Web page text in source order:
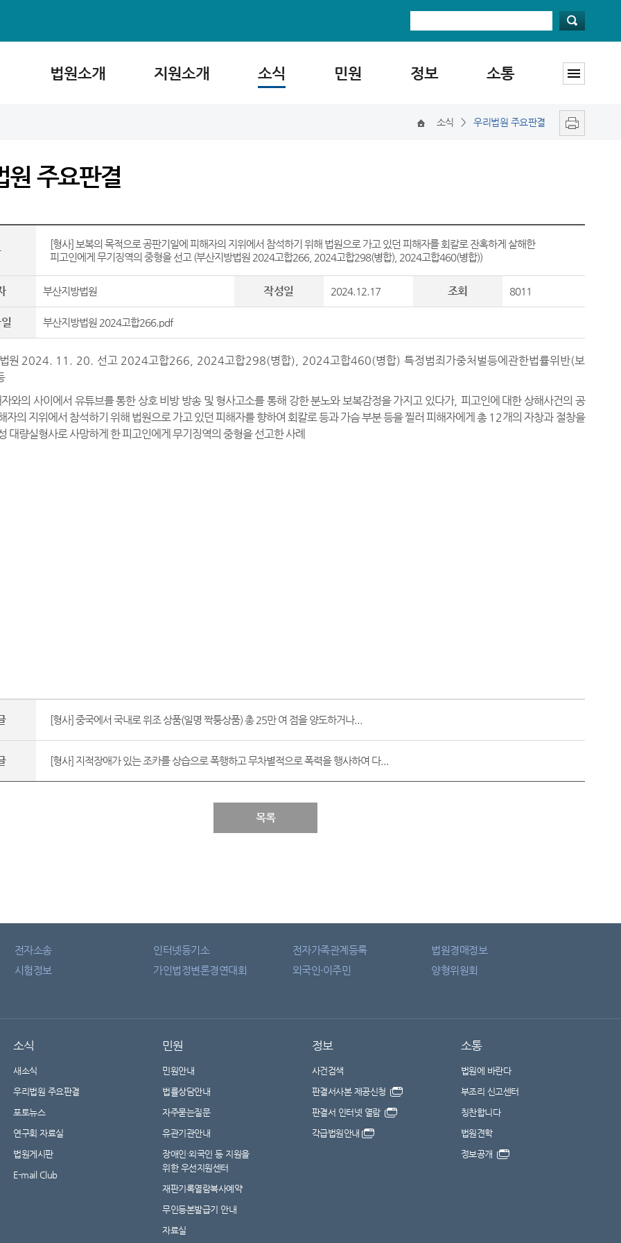
법원소개 지원소개 소식 민원 정보 소통
소식 > 우리법원 주요판결
원 주요판결
[형사] 보복의 목적으로 공판기일에 피해자의 지위에서 참석하기 위해 법원으로 가고 있던 피해자를 회칼로 잔혹하게 살해한
피고인에게 무기징역의 중형을 선고 (부산지방법원 2024고합266, 2024고합298(병합), 2024고합460(병합))
부산지방법원 작성일 2024.12.17 조회 8011
부산지방법원 2024고합266.pdf
원 2024. 11. 20. 선고 2024고합266, 2024고합298(병합), 2024고합460(병합) 특정범죄가중처벌등에관한법률위반(보
와의 사이에서 유튜브를 통한 상호 비방 방송 및 형사고소를 통해 강한 분노와 보복감정을 가지고 있다가, 피고인에 대한 상해사건의 공
자의 지위에서 참석하기 위해 법원으로 가고 있던 피해자를 향하여 회칼로 등과 가슴 부분 등을 찔러 피해자에게 총 12개의 자창과 절창을
대량실형사로 사망하게 한 피고인에게 무기징역의 중형을 선고한 사례
[형사] 중국에서 국내로 위조 상품(일명 짝퉁상품) 총 25만 여 점을 양도하거나...
[형사] 지적장애가 있는 조카를 상습으로 폭행하고 무차별적으로 폭력을 행사하여 다...
목록
전자소송 인터넷등기소 전자가족관계등록
법원경매정보
시험정보 가인법정변론경연대회 외국인·이주민
양형위원회
소식
새소식
우리법원 주요판결
포토뉴스
연구회 자료실
법원게시판
E-mail Club
민원
민원안내
법률상담안내
자주묻는질문
유관기관안내
장애인·외국인 등 지원을
위한 우선지원센터
재판기록열람복사예약
무인등본발급기 안내
자료실
정보
사건검색
판결서사본 제공신청
판결서 인터넷 열람
각급법원안내
소통
법원에 바란다
부조리 신고센터
칭찬합니다
법원견학
정보공개